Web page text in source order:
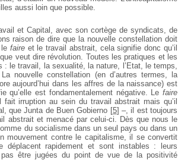
aussi loin que possible.
et Capital, avec son cortège de syndicats, de
raison de dire que la nouvelle constellation doit
faireet le travail abstrait, cela signifie donc qu’il
veut dire révolution. Toutes les pratiques et les
le travail, la sexualité, la nature, l’Etat, le temps,
La nouvelle constellation (en d’autres termes, la
aujourd’hui dans les affres de la naissance) est
qu’elle est fondamentalement négative. Le faire
irruption au sein du travail abstrait mais qu’il
que Junta de Buen Gobierno [5] –, il est toujours
abstrait et menacé par celui-ci. Dès que nous le
du socialisme dans un seul pays ou dans un
mouvement contre le capitalisme, il se convertit
rapidement et sont instables : leurs
être jugées du point de vue de la positivité